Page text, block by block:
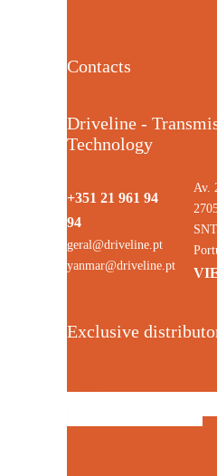
Contacts
Driveline -
Technology
+351 21 961 94
94
geral@driveline.pt
yanmar@driveline.pt
Av.
SNT
Exclusive